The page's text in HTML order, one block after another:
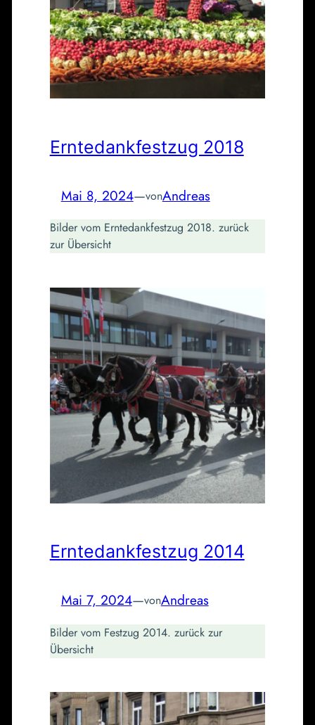
Erntedankfestzug 2018
Mai 8, 2024—vonAndreas
Bilder vom Erntedankfestzug 2018. zurück
zur Übersicht
Erntedankfestzug 2014
Mai 7, 2024—vonAndreas
Bilder vom Festzug 2014. zurück zur
Übersicht